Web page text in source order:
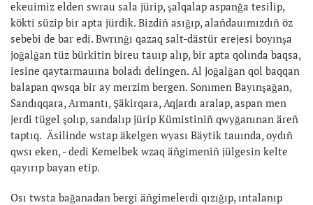
ekeuimiz elden swrau sala jürip, şalqalap aspanğa tesilip,
kökti süzip bir apta jürdik. Bizdiñ asığıp, alañdauımızdıñ öz
sebebi de bar edi. Bwrınğı qazaq salt-dästür erejesi boyınşa
joğalğan tüz bürkitin bireu tauıp alıp, bir apta qolında baqsa,
iesine qaytarmauına boladı delingen. Al joğalğan qol baqqan
balapan qwsqa bir ay merzim bergen. Sonımen Bayınşağan,
Sandıqqara, Armantı, Şäkirqara, Aqjardı aralap, aspan men
jerdi tügel şolıp, sandalıp jürip Kümistiniñ qwyğanınan äreñ
taptıq. Äsilinde wstap äkelgen wyası Bäytik tauında, oydıñ
qwsı eken, - dedi Kemelbek wzaq äñgimeniñ jülgesin kelte
qayırıp bayan etip.
Osı twsta bağanadan bergi äñgimelerdi qızığıp, ıntalanıp